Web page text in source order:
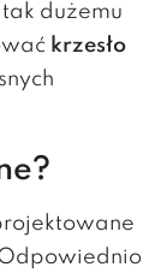
dużemu
krzesło